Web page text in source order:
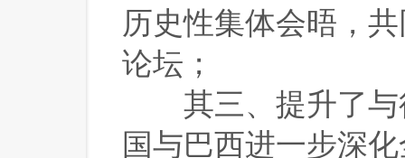
历史性集体会晤，
论坛；
其三、提升了与
国与巴西进一步深